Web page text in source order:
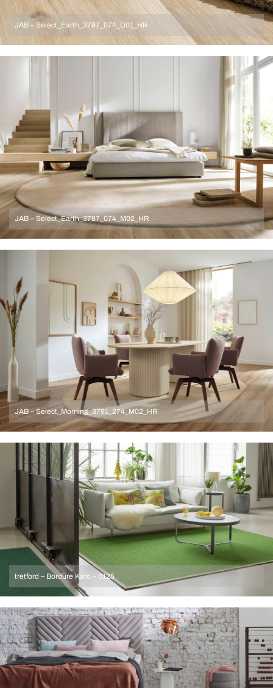
JAB – Select_Earth_3787_074_D01_HR
JAB – Select_Earth_3787_074_M02_HR
JAB – Select_Morning_3791_274_M02_HR
tretford – Bordüre Karo – 0125